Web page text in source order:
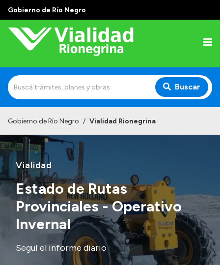
Gobierno de Río Negro
Buscar
Institucional
Funciones
Autoridades
Delegaciones
Normativa
Historia Vial
Gobierno de Río Negro / Vialidad Rionegrina
Vialidad
Estado de Rutas
Provinciales - Operativo
Invernal
Seguí el informe diario